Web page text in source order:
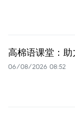
高棉语课堂：
06/08/2026 08:52